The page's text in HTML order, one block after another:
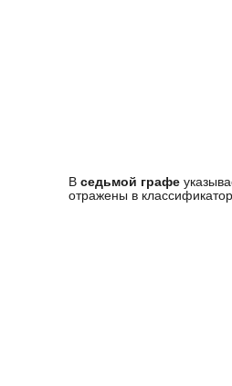
В седьмой графе
отражены в